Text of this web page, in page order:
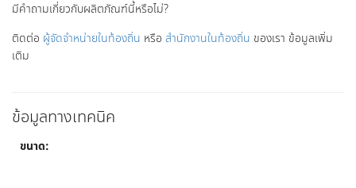
มีคำถามเกี่ยวกับผลิตภัณฑ์นี้หรือไม่?
ติดต่อ ผู้จัดจำหน่ายในท้องถิ่น หรือ สำนักงานในท้องถิ่น ของเรา ข้อมูลเพิ่ม
เติม
ข้อมูลทางเทคนิค
ขนาด: